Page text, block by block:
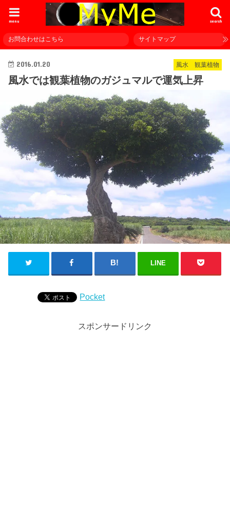
search
menu
お問合わせはこちら サイトマップ
風水 観葉植物
2016.01.20
風水では観葉植物のガジュマルで運気上昇
LINE
Pocket
スポンサードリンク